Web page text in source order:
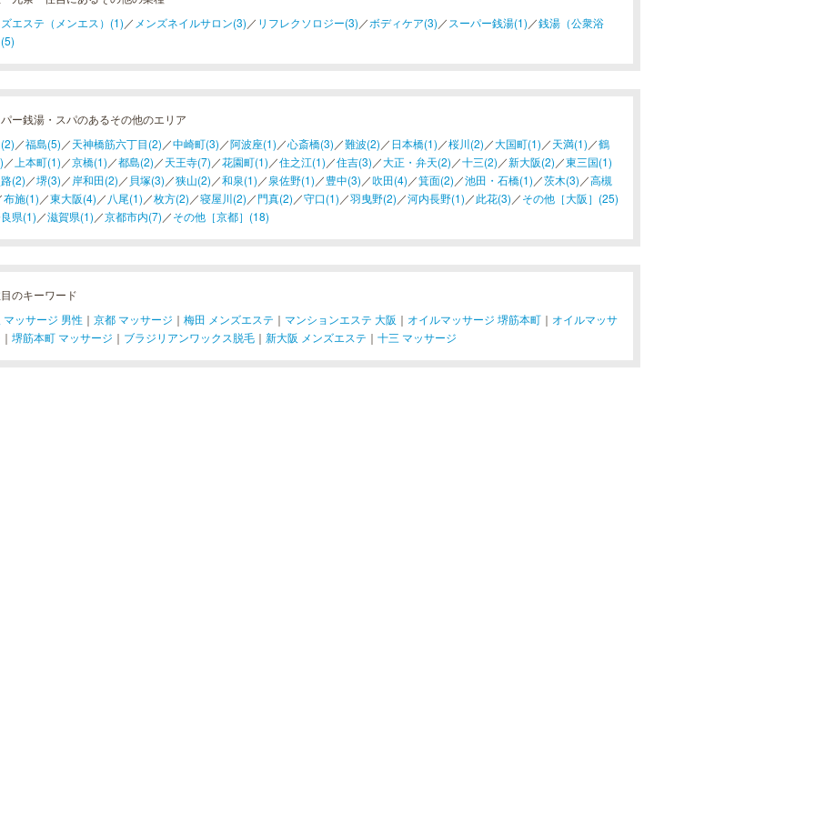
エステ（メンエス）(1) ／ メンズネイルサロン(3) ／ リフレクソロジー(3) ／ボディケア(3) ／ スーパー銭湯(1) ／銭湯（公衆浴
ー銭湯・スパのあるその他のエリア
／福島(5) ／天神橋筋六丁目(2) ／中崎町(3) ／阿波座(1) ／心斎橋(3) ／難波(2) ／日本橋(1) ／桜川(2) ／大国町(1) ／天満(1) ／鶴
／ 上本町(1) ／京橋(1) ／都島(2) ／天王寺(7) ／花園町(1) ／住之江(1) ／住吉(3) ／大正・弁天(2) ／十三(2) ／新大阪(2) ／東三国(1)
(2) ／堺(3) ／ 岸和田(2) ／ 貝塚(3) ／狭山(2) ／和泉(1) ／泉佐野(1) ／豊中(3) ／吹田(4) ／箕面(2) ／池田・石橋(1) ／茨木(3) ／高槻
布施(1) ／東大阪(4) ／ 八尾(1) ／枚方(2) ／寝屋川(2) ／門真(2) ／守口(1) ／羽曳野(2) ／河内長野(1) ／此花(3) ／その他［大阪］(25)
県(1) ／滋賀県(1) ／京都市内(7) ／その他［京都］(18)
のキーワード
マッサージ 男性 ｜ 京都 マッサージ ｜ 梅田 メンズエステ ｜ マンションエステ 大阪 ｜ オイルマッサージ 堺筋本町 ｜ オイルマッサ
｜ 堺筋本町 マッサージ ｜ ブラジリアンワックス脱毛 ｜ 新大阪 メンズエステ ｜ 十三 マッサージ